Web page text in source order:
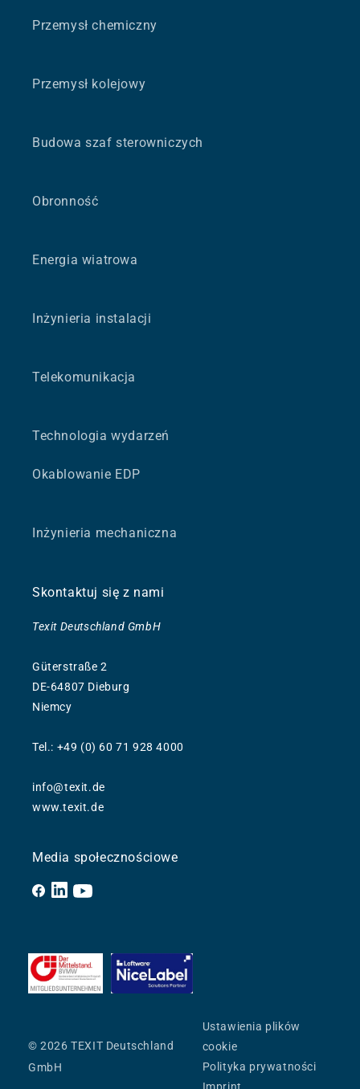
Przemysł chemiczny
Przemysł kolejowy
Budowa szaf sterowniczych
Obronność
Energia wiatrowa
Inżynieria instalacji
Telekomunikacja
Technologia wydarzeń
Okablowanie EDP
Inżynieria mechaniczna
Skontaktuj się z nami
Texit Deutschland GmbH
Güterstraße 2
DE-64807 Dieburg
Niemcy
Tel.: +49 (0) 60 71 928 4000
info@texit.de
www.texit.de
Media społecznościowe
FacebookYouTube
© 2026 TEXIT Deutschland
GmbH
Ustawienia plików
cookie
Polityka prywatności